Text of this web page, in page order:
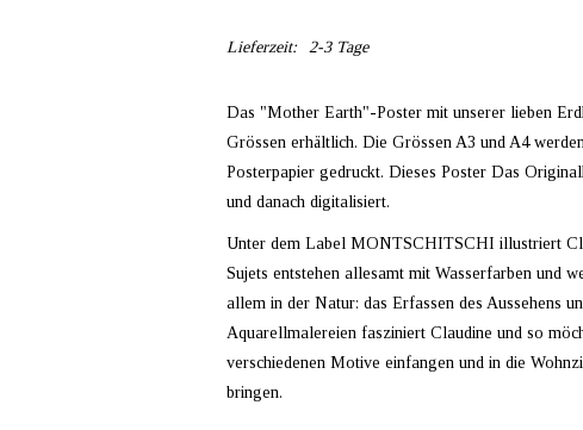
Lieferzeit: 2-3 Tage
Das "Mother Earth"-Poster mit unserer lieben
Grössen erhältlich. Die Grössen A3 und A4
Posterpapier gedruckt. Dieses Poster Das
und danach digitalisiert.
Unter dem Label MONTSCHITSCHI illustriert
Sujets entstehen allesamt mit Wasserfarben und
allem in der Natur: das Erfassen des Aussehens
Aquarellmalereien fasziniert Claudine und so
verschiedenen Motive einfangen und in die
bringen.